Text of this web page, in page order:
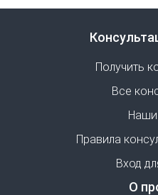
Получить
Все
Наши
Правила
Вход
О